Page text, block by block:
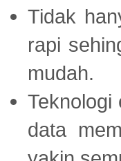
Tidak
rapi
mudah.
data